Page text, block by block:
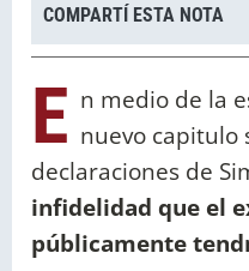
COMPARTÍ ESTA NOTA
E n medio de la
nuevo capitulo
declaraciones de
infidelidad que el
públicamente